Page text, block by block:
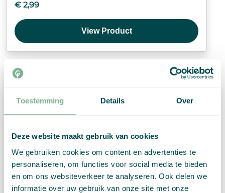
Toestemming Details Over
Deze website maakt gebruik van cookies
We gebruiken cookies om content en advertenties te
personaliseren, om functies voor social media te bieden
en om ons websiteverkeer te analyseren. Ook delen we
informatie over uw gebruik van onze site met onze
€ 2,99
View Product